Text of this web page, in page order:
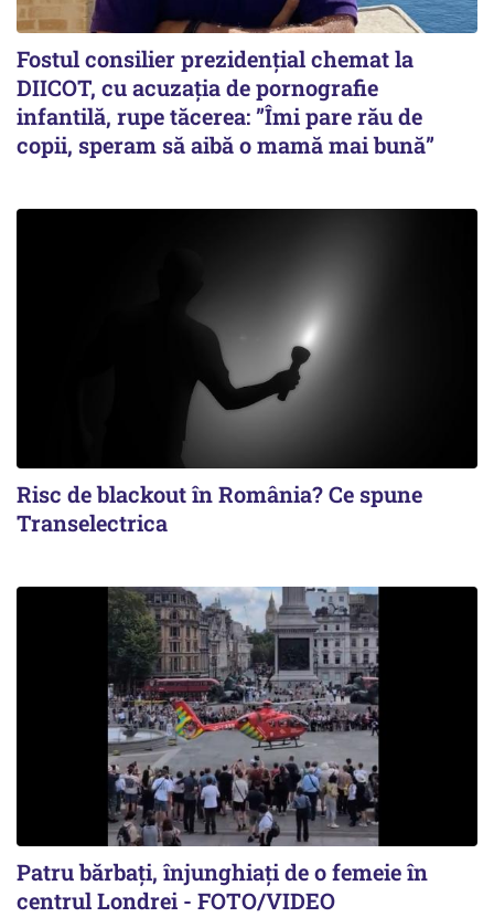
Fostul consilier prezidențial chemat la
DIICOT, cu acuzația de pornografie
infantilă, rupe tăcerea: ”Îmi pare rău de
copii, speram să aibă o mamă mai bună”
Risc de blackout în România? Ce spune
Transelectrica
Patru bărbați, înjunghiați de o femeie în
centrul Londrei - FOTO/VIDEO